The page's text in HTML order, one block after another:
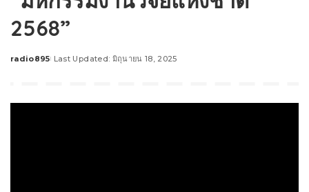
2568”
Posted
radio895 Last Updated: มิถุนายน 18, 2025